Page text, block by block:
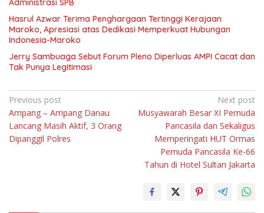
Hasrul Azwar Terima Penghargaan Tertinggi Kerajaan
Maroko, Apresiasi atas Dedikasi Memperkuat Hubungan
Indonesia-Maroko
Jerry Sambuaga Sebut Forum Pleno Diperluas AMPI Cacat dan
Tak Punya Legitimasi
Navigasi
pos
Previous post
Ampang – Ampang Danau
Lancang Masih Aktif, 3 Orang
Dipanggil Polres
Next post
Musyawarah Besar XI Pemuda
Pancasila dan Sekaligus
Memperingati HUT Ormas
Pemuda Pancasila Ke-66
Tahun di Hotel Sultan Jakarta